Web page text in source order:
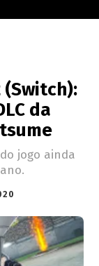
(Switch):
da
jogo ainda